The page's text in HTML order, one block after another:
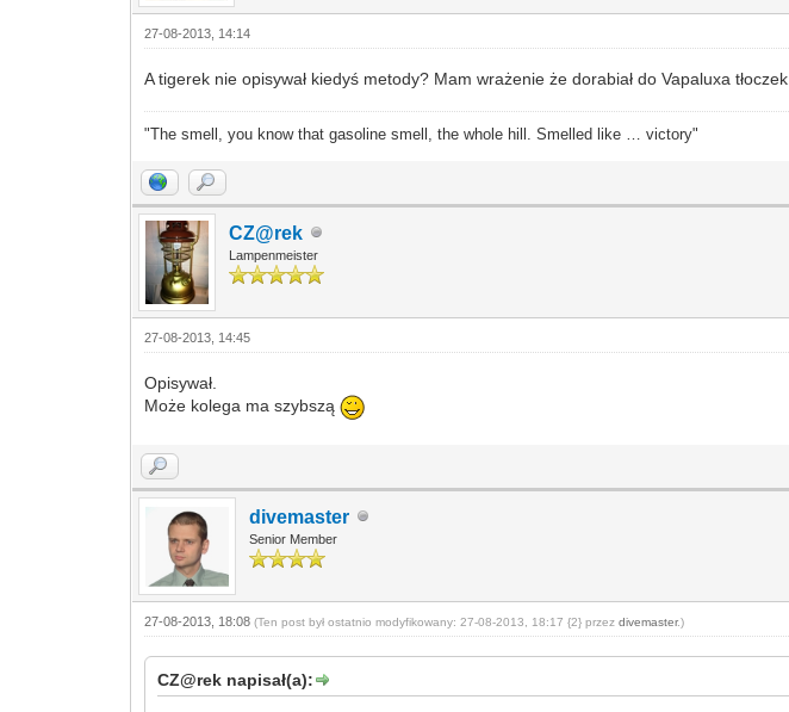
27-08-2013, 14:14
A tigerek nie opisywał kiedyś metody? Mam wrażenie że dorabiał do Vapaluxa tłoczek.
"The smell, you know that gasoline smell, the whole hill. Smelled like … victory"
CZ@rek
Lampenmeister
27-08-2013, 14:45
Opisywał.
Może kolega ma szybszą
divemaster
Senior Member
27-08-2013, 18:08(Ten post był ostatnio modyfikowany: 27-08-2013, 18:17 {2} przezdivemaster.)
CZ@rek napisał(a):